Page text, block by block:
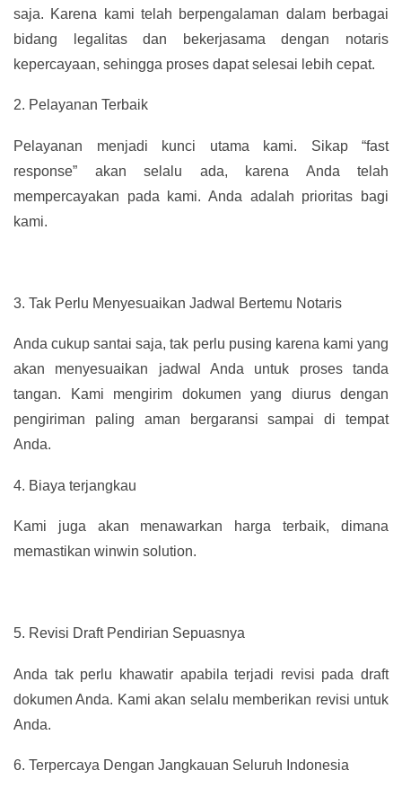
saja. Karena kami telah berpengalaman dalam berbagai
bidang legalitas dan bekerjasama dengan notaris
kepercayaan, sehingga proses dapat selesai lebih cepat.
2. Pelayanan Terbaik
Pelayanan menjadi kunci utama kami. Sikap “fast
response” akan selalu ada, karena Anda telah
mempercayakan pada kami. Anda adalah prioritas bagi
kami.
3. Tak Perlu Menyesuaikan Jadwal Bertemu Notaris
Anda cukup santai saja, tak perlu pusing karena kami yang
akan menyesuaikan jadwal Anda untuk proses tanda
tangan. Kami mengirim dokumen yang diurus dengan
pengiriman paling aman bergaransi sampai di tempat
Anda.
4. Biaya terjangkau
Kami juga akan menawarkan harga terbaik, dimana
memastikan winwin solution.
5. Revisi Draft Pendirian Sepuasnya
Anda tak perlu khawatir apabila terjadi revisi pada draft
dokumen Anda. Kami akan selalu memberikan revisi untuk
Anda.
6. Terpercaya Dengan Jangkauan Seluruh Indonesia